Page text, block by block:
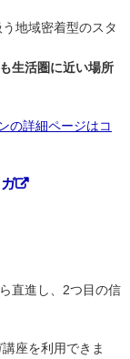
地域密着型のスタ
生活圏に近い場所
の詳細ページはコ
直進し、2つ目の信
座を利用できま